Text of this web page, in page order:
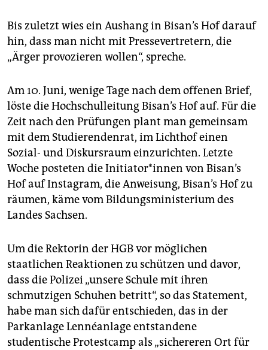
Bis zuletzt wies ein Aushang in Bisan’s Hof darauf
hin, dass man nicht mit Pressevertretern, die
„Ärger provozieren wollen“, spreche.
Am 10. Juni, wenige Tage nach dem offenen Brief,
löste die Hochschulleitung Bisan’s Hof auf. Für die
Zeit nach den Prüfungen plant man gemeinsam
mit dem Studierendenrat, im Lichthof einen
Sozial- und Diskursraum einzurichten. Letzte
Woche posteten die In­itia­to­r*in­nen von Bisan’s
Hof auf Instagram, die Anweisung, Bisan’s Hof zu
räumen, käme vom Bildungsministerium des
Landes Sachsen.
Um die Rektorin der HGB vor möglichen
staatlichen Reaktionen zu schützen und davor,
dass die Polizei „unsere Schule mit ihren
schmutzigen Schuhen betritt“, so das Statement,
habe man sich dafür entschieden, das in der
Parkanlage Lennéanlage entstandene
studentische Protestcamp als „sichereren Ort für